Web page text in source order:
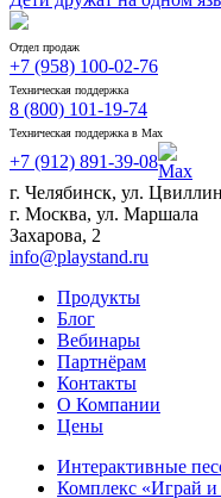
Отдел продаж
+7 (958) 100-02-76
Техническая поддержка
8 (800) 101-19-74
Техническая поддержка в Max
+7 (912) 891-39-08
г. Челябинск, ул.
г. Москва, ул. Маршала
Захарова, 2
info@playstand.ru
Продукты
Блог
Вебинары
Партнёрам
Контакты
О Компании
Цены
Интерактивные
Комплекс «Играй и